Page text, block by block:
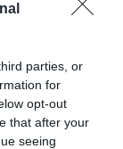
parties, or
for
opt-out
that after your
seeing
Οι έξι
με τις